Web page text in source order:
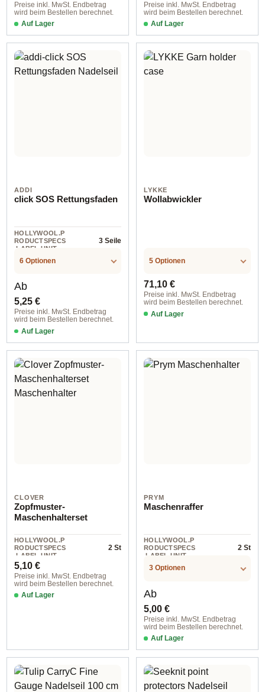
Preise inkl. MwSt. Endbetrag
wird beim Bestellen berechnet.
Auf Lager
Preise inkl. MwSt. Endbetrag
wird beim Bestellen berechnet.
Auf Lager
ADDI
click SOS Rettungsfaden
HOLLYWOOL.P
RODUCTSPECS
.LABEL.UNIT
3 Seile
6 Optionen
Regulärer Preis:
Ab
5,25 €
Preise inkl. MwSt. Endbetrag
wird beim Bestellen berechnet.
Auf Lager
LYKKE
Wollabwickler
5 Optionen
Regulärer Preis:
71,10 €
Preise inkl. MwSt. Endbetrag
wird beim Bestellen berechnet.
Auf Lager
CLOVER
Zopfmuster-
Maschenhalterset
HOLLYWOOL.P
RODUCTSPECS
.LABEL.UNIT
2 St
Regulärer Preis:
5,10 €
Preise inkl. MwSt. Endbetrag
wird beim Bestellen berechnet.
Auf Lager
PRYM
Maschenraffer
HOLLYWOOL.P
RODUCTSPECS
.LABEL.UNIT
2 St
3 Optionen
Regulärer Preis:
Ab
5,00 €
Preise inkl. MwSt. Endbetrag
wird beim Bestellen berechnet.
Auf Lager